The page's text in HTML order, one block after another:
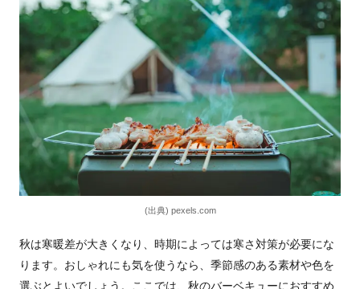
(出典) pexels.com
秋は寒暖差が大きくなり、時期によっては寒さ対策が必要にな
ります。おしゃれにも気を使うなら、季節感のある素材や色を
選ぶとよいでしょう。ここでは、秋のバーベキューにおすすめ